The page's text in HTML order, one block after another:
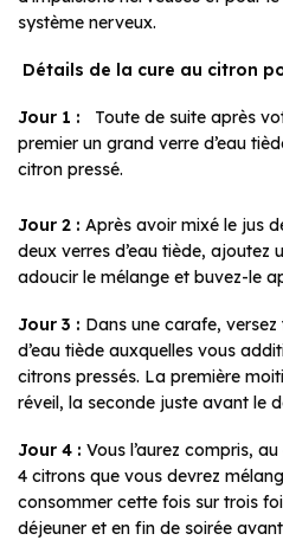
système nerveux.
Détails de la cure au citron
Jour 1 :
Toute de suite après
premier un grand verre d’eau
citron pressé.
Jour 2 : Après avoir mixé le jus
deux verres d’eau tiède, ajoutez
adoucir le mélange et buvez-le
Jour 3 : Dans une carafe,
d’eau tiède auxquelles vous
citrons pressés. La première
réveil, la seconde juste avant le
Jour 4 : Vous l’aurez compris,
4 citrons que vous devrez
consommer cette fois sur trois
déjeuner et en fin de soirée avant